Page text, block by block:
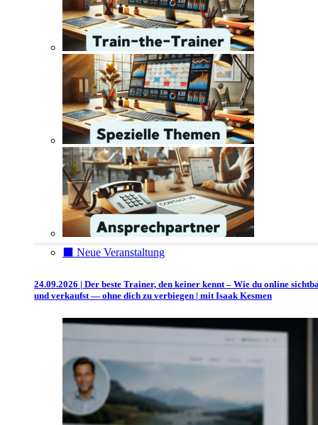
⬛️ Neue Veranstaltung
24.09.2026 | Der beste Trainer, den keiner kennt – Wie du online
und verkaufst — ohne dich zu verbiegen | mit Isaak Kesmen